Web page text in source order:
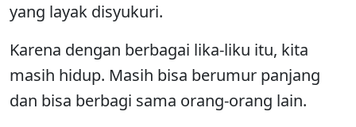
yang layak disyukuri.
Karena dengan berbagai lika-liku itu, kita
masih hidup. Masih bisa berumur panjang
dan bisa berbagi sama orang-orang lain.